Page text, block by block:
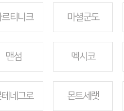
르티니크 마셜군도
맨섬 멕시코
테네그로 몬트세랫